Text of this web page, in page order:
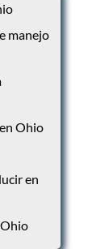
manejo
Ohio
en